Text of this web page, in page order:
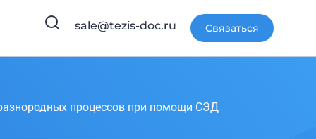
sale@tezis-doc.ru Связаться
процессов при помощи СЭД